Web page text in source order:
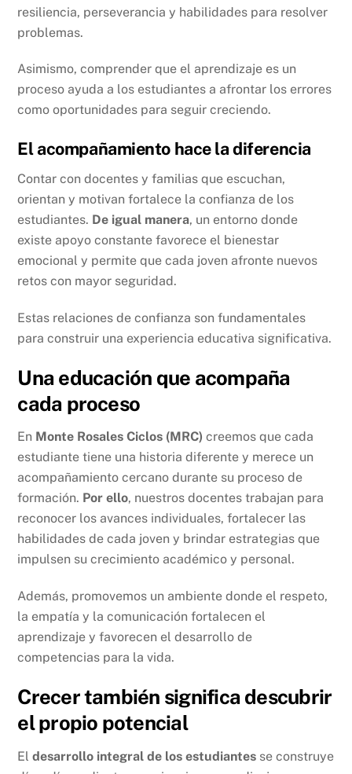
resiliencia, perseverancia y habilidades para resolver
problemas.
Asimismo, comprender que el aprendizaje es un
proceso ayuda a los estudiantes a afrontar los errores
como oportunidades para seguir creciendo.
El acompañamiento hace la diferencia
Contar con docentes y familias que escuchan,
orientan y motivan fortalece la confianza de los
estudiantes. De igual manera, un entorno donde
existe apoyo constante favorece el bienestar
emocional y permite que cada joven afronte nuevos
retos con mayor seguridad.
Estas relaciones de confianza son fundamentales
para construir una experiencia educativa significativa.
Una educación que acompaña
cada proceso
En Monte Rosales Ciclos (MRC) creemos que cada
estudiante tiene una historia diferente y merece un
acompañamiento cercano durante su proceso de
formación. Por ello, nuestros docentes trabajan para
reconocer los avances individuales, fortalecer las
habilidades de cada joven y brindar estrategias que
impulsen su crecimiento académico y personal.
Además, promovemos un ambiente donde el respeto,
la empatía y la comunicación fortalecen el
aprendizaje y favorecen el desarrollo de
competencias para la vida.
Crecer también significa descubrir
el propio potencial
Eldesarrollo integral de los estudiantes se construye